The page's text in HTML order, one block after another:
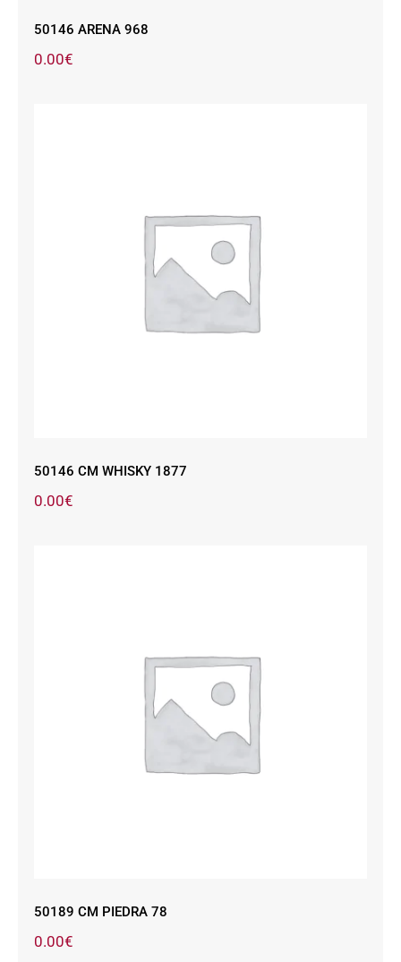
50146 ARENA 968
0.00€
50146 CM WHISKY 1877
50146 CM WHISKY 1877
0.00€
50189 CM PIEDRA 78
50189 CM PIEDRA 78
0.00€